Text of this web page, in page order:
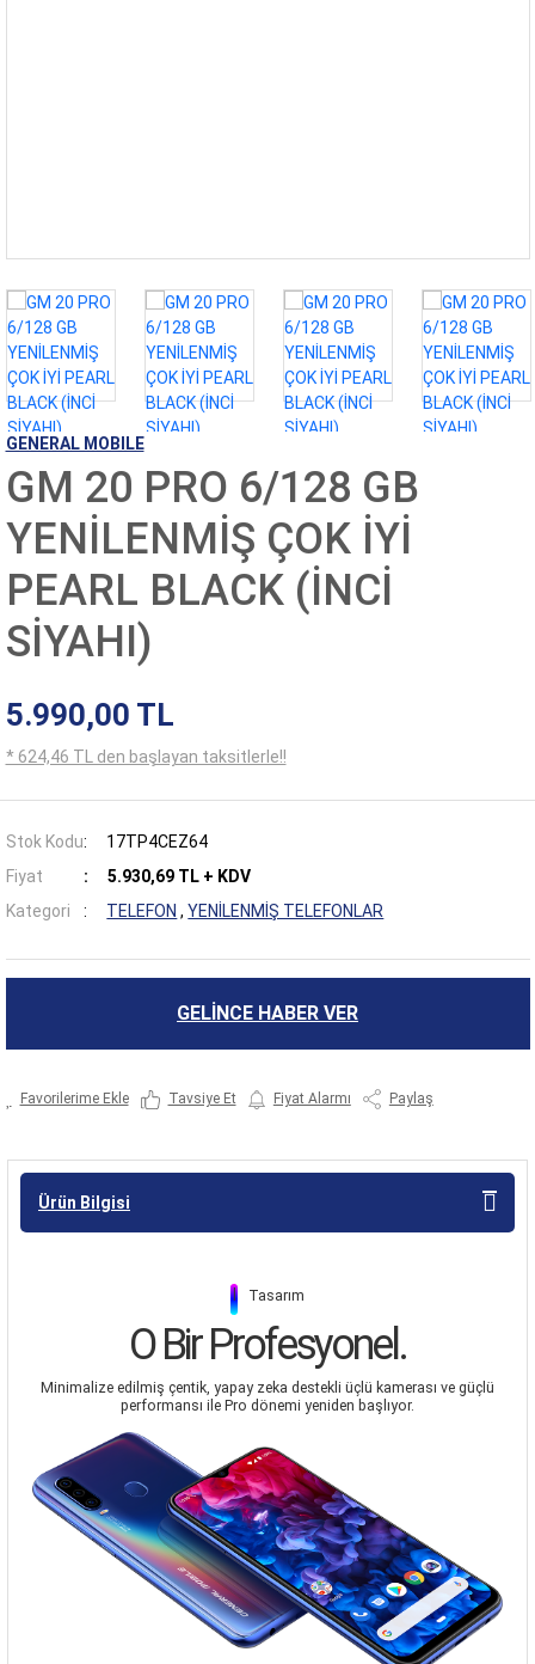
GENERAL MOBILE
GM 20 PRO 6/128 GB
YENİLENMİŞ ÇOK İYİ
PEARL BLACK (İNCİ
SİYAHI)
5.990,00 TL
* 624,46 TL den başlayan taksitlerle!!
Stok Kodu
17TP4CEZ64
Fiyat
5.930,69 TL + KDV
Kategori
TELEFON ,YENİLENMİŞ TELEFONLAR
GELİNCE HABER VER
Tavsiye Et Fiyat Alarmı Paylaş
Ürün Bilgisi
| Tasarım
O Bir Profesyonel.
Minimalize edilmiş çentik, yapay zeka destekli üçlü kamerası ve güçlü
performansı ile Pro dönemi yeniden başlıyor.
SAMSUNG
ŞARJ ALETLERİ
XIAOMI